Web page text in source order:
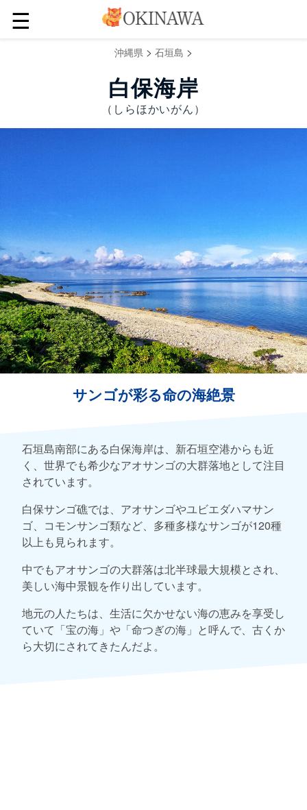
☰
沖縄県 > 石垣島 >
白保海岸
（しらほかいがん）
サンゴが彩る命の海絶景
石垣島南部にある白保海岸は、新石垣空港からも近
く、世界でも希少なアオサンゴの大群落地として注目
されています。
白保サンゴ礁では、アオサンゴやユビエダハマサン
ゴ、コモンサンゴ類など、多種多様なサンゴが120種
以上も見られます。
中でもアオサンゴの大群落は北半球最大規模とされ、
美しい海中景観を作り出しています。
地元の人たちは、生活に欠かせない海の恵みを享受し
ていて「宝の海」や「命つぎの海」と呼んで、古くか
ら大切にされてきたんだよ。